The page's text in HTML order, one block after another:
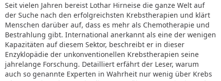
Seit vielen Jahren bereist Lothar Hirneise die ganze Welt auf
der Suche nach den erfolgreichsten Krebstherapien und klärt
Menschen darüber auf, dass es mehr als Chemotherapie und
Bestrahlung gibt. International anerkannt als eine der wenigen
Kapazitäten auf diesem Sektor, beschreibt er in dieser
Enzyklopädie der unkonventionellen Krebstherapien seine
jahrelange Forschung. Detailliert erfährt der Leser, warum
auch so genannte Experten in Wahrheit nur wenig über Krebs